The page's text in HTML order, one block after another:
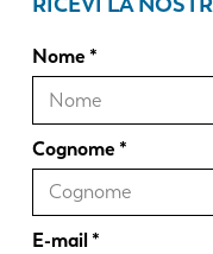
Nome
Cognome
E-mail